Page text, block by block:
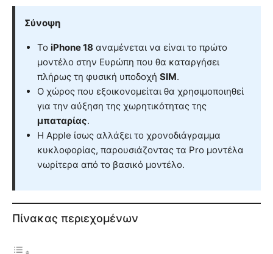
Σύνοψη
Το iPhone 18 αναμένεται να είναι το πρώτο
μοντέλο στην Ευρώπη που θα καταργήσει
πλήρως τη φυσική υποδοχή SIM.
Ο χώρος που εξοικονομείται θα χρησιμοποιηθεί
για την αύξηση της χωρητικότητας της
μπαταρίας.
Η Apple ίσως αλλάξει το χρονοδιάγραμμα
κυκλοφορίας, παρουσιάζοντας τα Pro μοντέλα
νωρίτερα από το βασικό μοντέλο.
Πίνακας περιεχομένων